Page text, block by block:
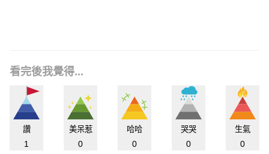
看完後我覺得...
讚
1
美呆惹
0
哈哈
0
哭哭
0
生氣
0